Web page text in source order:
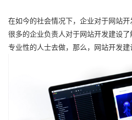
在如今的社会情况下，企业对于网站
很多的企业负责人对于网站开发建设
专业性的人士去做，那么，网站开发建